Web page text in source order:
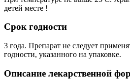
детей месте !
Срок годности
3 года. Препарат не следует
годности, указанного на упаковке.
Описание лекарственной